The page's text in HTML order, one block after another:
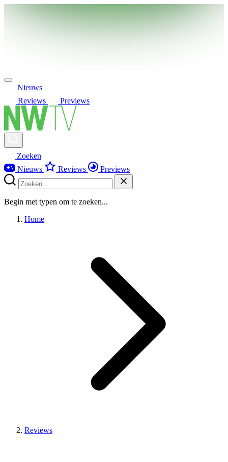
Nieuws
Reviews
Previews
Zoeken
Nieuws
Reviews Previews
Begin met typen om te zoeken...
Home
Reviews